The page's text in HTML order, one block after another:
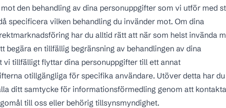
den behandling av dina personuppgifter som vi utför med
specificera vilken behandling du invänder mot. Om dina
har du alltid rätt att när som helst invända
begära en tillfällig begränsning av behandlingen av dina
vi tillfälligt flyttar dina personuppgifter till ett annat
otillgängliga för specifika användare. Utöver detta har du
ditt samtycke för informationsförmedling genom att kontakta
till oss eller behörig tillsynsmyndighet.